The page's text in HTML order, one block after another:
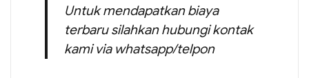
Untuk mendapatkan biaya
terbaru silahkan hubungi kontak
kami via whatsapp/telpon